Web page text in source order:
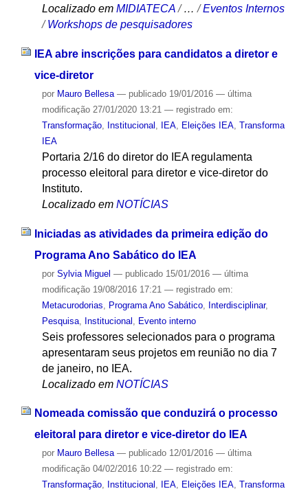
Localizado em MIDIATECA /…/Eventos Internos
/Workshops de pesquisadores
IEA abre inscrições para candidatos a diretor e
vice-diretor
por Mauro Bellesa — publicado19/01/2016 — última
modificação27/01/2020 13:21 — registrado em:
Transformação, Institucional , IEA, Eleições IEA, Transforma
IEA
Portaria 2/16 do diretor do IEA regulamenta
processo eleitoral para diretor e vice-diretor do
Instituto.
Localizado em NOTÍCIAS
Iniciadas as atividades da primeira edição do
Programa Ano Sabático do IEA
por Sylvia Miguel — publicado15/01/2016 — última
modificação19/08/2016 17:21 — registrado em:
Metacurodorias
Programa Ano Sabático, Interdisciplinar,
Pesquisa, Institucional Evento interno
Seis professores selecionados para o programa
apresentaram seus projetos em reunião no dia 7
de janeiro, no IEA.
Localizado em NOTÍCIAS
Nomeada comissão que conduzirá o processo
eleitoral para diretor e vice-diretor do IEA
por Mauro Bellesa — publicado12/01/2016 — última
modificação04/02/2016 10:22 — registrado em:
Transformação, Institucional , IEA, Eleições IEA, Transforma